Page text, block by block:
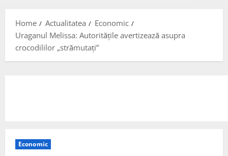
Home Actualitatea
Economic
Uraganul Melissa: Autorităţile avertizează asupra
crocodililor „strămutaţi”
Economic